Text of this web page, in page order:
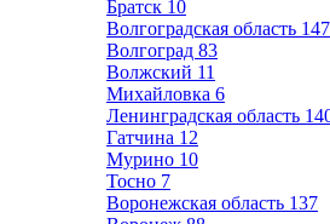
Братск 10
Волгоградская область 147
Волгоград 83
Волжский 11
Михайловка 6
Ленинградская область
Гатчина 12
Мурино 10
Тосно 7
Воронежская область 137